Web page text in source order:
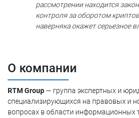
рассмотрении находится
контроля за оборотом
наверняка окажет серьезное
О компании
RTM Group— группа экспертных и
специализирующихся на правовых и
вопросах в области информационных